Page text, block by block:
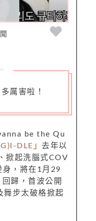
厲害啦！
be the Qu
DLE」 去年以
掀起洗腦式COV
身，將在1月29
歸，首波公開
舞步太破格掀起